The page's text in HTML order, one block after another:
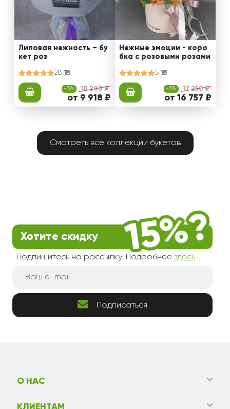
Лиловая нежность – бу
кет роз
28
-3% 10 200 ₽
от 9 918 ₽
Нежные эмоции - коро
бка с розовыми розами
5
-3% 17 250 ₽
от 16 757 ₽
Смотреть все коллекции букетов
Хотите скидку
Подпишитесь на рассылку! Подробнее здесь.
Подписаться
О НАС
КЛИЕНТАМ